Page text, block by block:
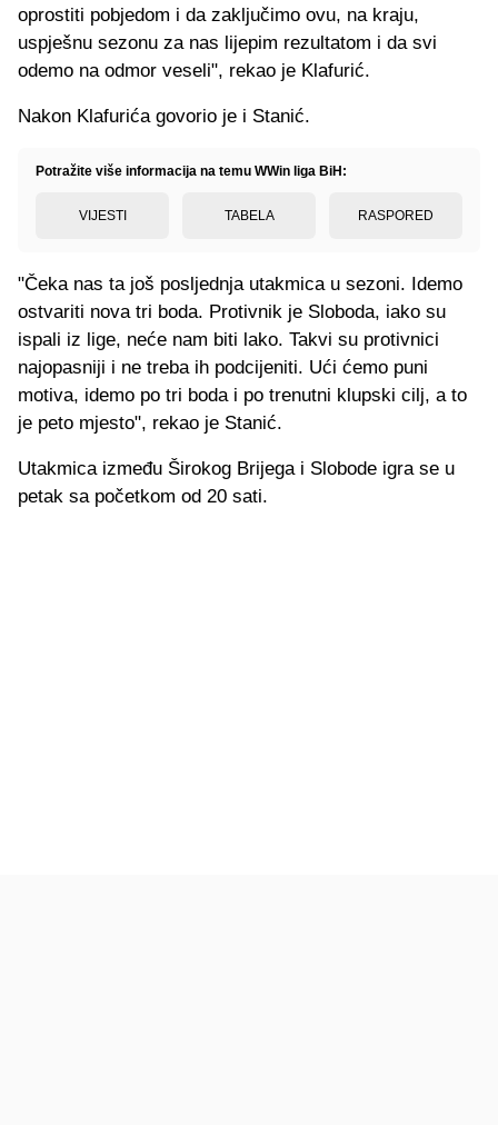
oprostiti pobjedom i da zaključimo ovu, na kraju,
uspješnu sezonu za nas lijepim rezultatom i da svi
odemo na odmor veseli", rekao je Klafurić.
Nakon Klafurića govorio je i Stanić.
Potražite više informacija na temu WWin liga BiH:
VIJESTI TABELA RASPORED
"Čeka nas ta još posljednja utakmica u sezoni. Idemo
ostvariti nova tri boda. Protivnik je Sloboda, iako su
ispali iz lige, neće nam biti lako. Takvi su protivnici
najopasniji i ne treba ih podcijeniti. Ući ćemo puni
motiva, idemo po tri boda i po trenutni klupski cilj, a to
je peto mjesto", rekao je Stanić.
Utakmica između Širokog Brijega i Slobode igra se u
petak sa početkom od 20 sati.